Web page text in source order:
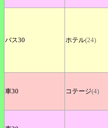
バス30 ホテル(24)
車30 コテージ(4)